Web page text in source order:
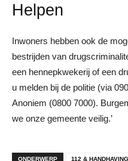
Helpen
Inwoners hebben ook de
bestrijden van
een hennepkwekerij of een
u melden bij de politie (via
Anoniem (0800 7000).
we onze gemeente veilig.’
ONDERWERP 112 & HANDHAVING